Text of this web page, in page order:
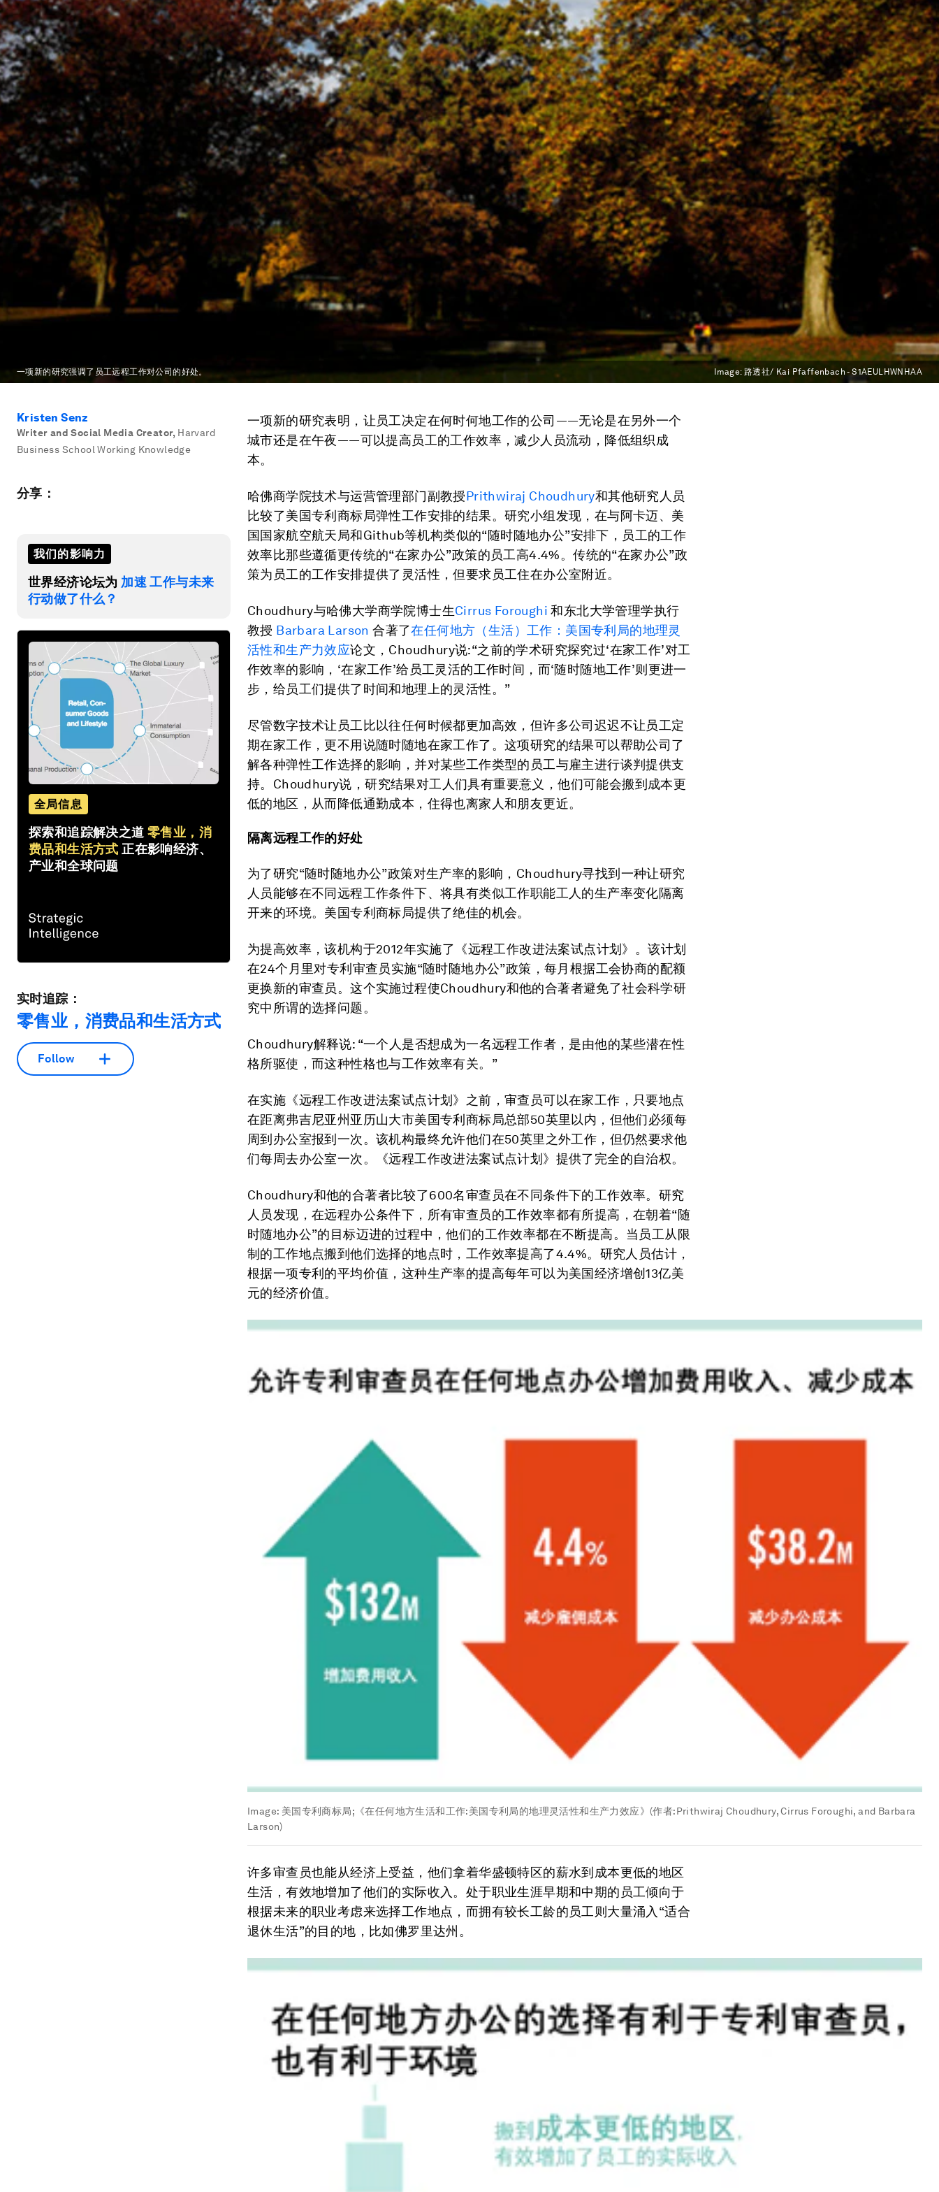
一项新的研究强调了员工远程工作对公司的好处。 Image: 路透社/ Kai Pfaffenbach - S1AEULHWNHAA
Kristen Senz
Writer and Social Media Creator, Harvard
Business School Working Knowledge
分享：
我们的影响力
世界经济论坛为 加速 工作与未来
行动做了什么？
全局信息
探索和追踪解决之道 零售业，消
费品和生活方式 正在影响经济、
产业和全球问题
实时追踪：
零售业，消费品和生活方式
Follow
一项新的研究表明，让员工决定在何时何地工作的公司——无论是在另外一个
城市还是在午夜——可以提高员工的工作效率，减少人员流动，降低组织成
本。
哈佛商学院技术与运营管理部门副教授Prithwiraj Choudhury和其他研究人员
比较了美国专利商标局弹性工作安排的结果。研究小组发现，在与阿卡迈、美
国国家航空航天局和Github等机构类似的“随时随地办公”安排下，员工的工作
效率比那些遵循更传统的“在家办公”政策的员工高4.4%。传统的“在家办公”政
策为员工的工作安排提供了灵活性，但要求员工住在办公室附近。
Choudhury与哈佛大学商学院博士生Cirrus Foroughi 和东北大学管理学执行
教授 Barbara Larson 合著了在任何地方（生活）工作：美国专利局的地理灵
活性和生产力效应论文，Choudhury说:“之前的学术研究探究过‘在家工作’对工
作效率的影响，‘在家工作’给员工灵活的工作时间，而‘随时随地工作’则更进一
步，给员工们提供了时间和地理上的灵活性。”
尽管数字技术让员工比以往任何时候都更加高效，但许多公司迟迟不让员工定
期在家工作，更不用说随时随地在家工作了。这项研究的结果可以帮助公司了
解各种弹性工作选择的影响，并对某些工作类型的员工与雇主进行谈判提供支
持。Choudhury说，研究结果对工人们具有重要意义，他们可能会搬到成本更
低的地区，从而降低通勤成本，住得也离家人和朋友更近。
隔离远程工作的好处
为了研究“随时随地办公”政策对生产率的影响，Choudhury寻找到一种让研究
人员能够在不同远程工作条件下、将具有类似工作职能工人的生产率变化隔离
开来的环境。美国专利商标局提供了绝佳的机会。
为提高效率，该机构于2012年实施了《远程工作改进法案试点计划》。该计划
在24个月里对专利审查员实施“随时随地办公”政策，每月根据工会协商的配额
更换新的审查员。这个实施过程使Choudhury和他的合著者避免了社会科学研
究中所谓的选择问题。
Choudhury解释说: “一个人是否想成为一名远程工作者，是由他的某些潜在性
格所驱使，而这种性格也与工作效率有关。”
在实施《远程工作改进法案试点计划》之前，审查员可以在家工作，只要地点
在距离弗吉尼亚州亚历山大市美国专利商标局总部50英里以内，但他们必须每
周到办公室报到一次。该机构最终允许他们在50英里之外工作，但仍然要求他
们每周去办公室一次。《远程工作改进法案试点计划》提供了完全的自治权。
Choudhury和他的合著者比较了600名审查员在不同条件下的工作效率。研究
人员发现，在远程办公条件下，所有审查员的工作效率都有所提高，在朝着“随
时随地办公”的目标迈进的过程中，他们的工作效率都在不断提高。当员工从限
制的工作地点搬到他们选择的地点时，工作效率提高了4.4%。研究人员估计，
根据一项专利的平均价值，这种生产率的提高每年可以为美国经济增创13亿美
元的经济价值。
Image: 美国专利商标局;《在任何地方生活和工作:美国专利局的地理灵活性和生产力效应》(作者:Prithwiraj Choudhury, Cirrus Foroughi, and Barbara
Larson)
许多审查员也能从经济上受益，他们拿着华盛顿特区的薪水到成本更低的地区
生活，有效地增加了他们的实际收入。处于职业生涯早期和中期的员工倾向于
根据未来的职业考虑来选择工作地点，而拥有较长工龄的员工则大量涌入“适合
退休生活”的目的地，比如佛罗里达州。